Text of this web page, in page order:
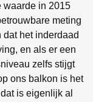
waarde in 2015
meting
het inderdaad
en als er een
zelfs stijgt
ons balkon is het
is eigenlijk al